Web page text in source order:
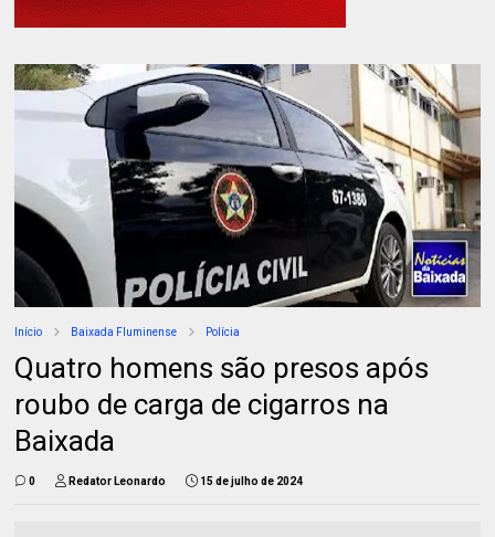
Início Baixada Fluminense Polícia
Quatro homens são presos após
roubo de carga de cigarros na
Baixada
0 Redator Leonardo 15 de julho de 2024